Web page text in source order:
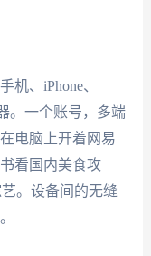
机、iPhone、
。一个账号，多端
电脑上开着网易
看国内美食攻
。设备间的无缝